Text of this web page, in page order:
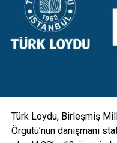
konsol ile birlikte
donatıldı.
gibi ekipmanlarla da
Türk Loydu, Birleşmiş
Örgütü’nün danışmanı